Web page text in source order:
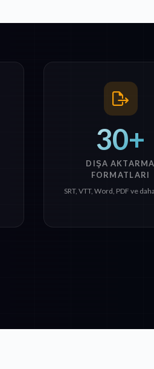
30+
DIŞA AKTARMA
FORMATLARI
SRT, VTT, Word, PDF ve